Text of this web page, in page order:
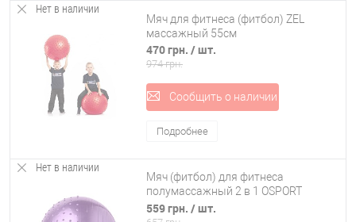
Нет в наличии
Мяч для фитнеса (фитбол) ZEL
массажный 55см
470 грн. / шт.
974 грн.
Сообщить о наличии
Подробнее
Нет в наличии
Мяч (фитбол) для фитнеса
полумассажный 2 в 1 OSPORT
глянец 65см (25415-27)
559 грн. / шт.